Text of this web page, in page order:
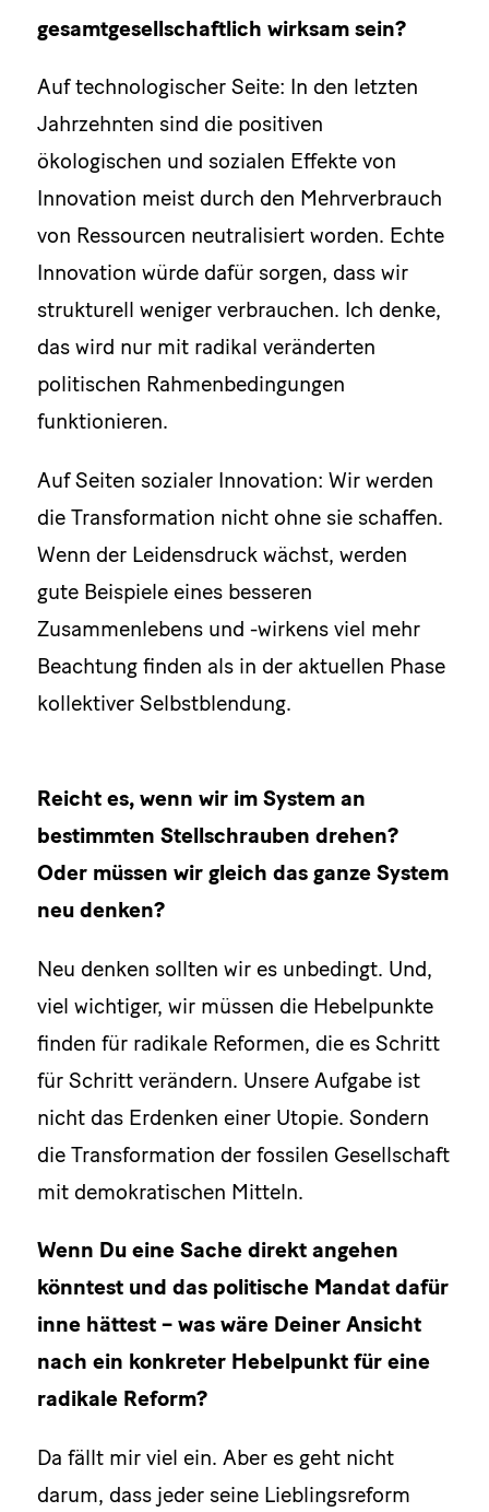
gesamtgesellschaftlich wirksam sein?
Auf technologischer Seite: In den letzten
Jahrzehnten sind die positiven
ökologischen und sozialen Effekte von
Innovation meist durch den Mehrverbrauch
von Ressourcen neutralisiert worden. Echte
Innovation würde dafür sorgen, dass wir
strukturell weniger verbrauchen. Ich denke,
das wird nur mit radikal veränderten
politischen Rahmenbedingungen
funktionieren.
Auf Seiten sozialer Innovation: Wir werden
die Transformation nicht ohne sie schaffen.
Wenn der Leidensdruck wächst, werden
gute Beispiele eines besseren
Zusammenlebens und -wirkens viel mehr
Beachtung finden als in der aktuellen Phase
kollektiver Selbstblendung.
Reicht es, wenn wir im System an
bestimmten Stellschrauben drehen?
Oder müssen wir gleich das ganze System
neu denken?
Neu denken sollten wir es unbedingt. Und,
viel wichtiger, wir müssen die Hebelpunkte
finden für radikale Reformen, die es Schritt
für Schritt verändern. Unsere Aufgabe ist
nicht das Erdenken einer Utopie. Sondern
die Transformation der fossilen Gesellschaft
mit demokratischen Mitteln.
Wenn Du eine Sache direkt angehen
könntest und das politische Mandat dafür
inne hättest – was wäre Deiner Ansicht
nach ein konkreter Hebelpunkt für eine
radikale Reform?
Da fällt mir viel ein. Aber es geht nicht
darum, dass jeder seine Lieblingsreform